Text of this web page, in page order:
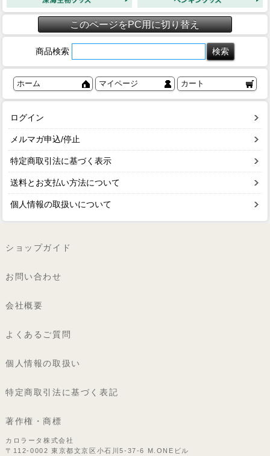
このページをPC用に切り替え
商品検索
ホーム マイページ カート
ログイン
メルマガ申込/停止
特定商取引法に基づく表示
送料とお支払い方法について
個人情報の取扱いについて
ショップガイド
お問い合わせ
会社概要
よくあるご質問
個人情報の取扱い
特定商取引法に基づく表記
著作権・商標
カロラータ株式会社
〒112-0002 東京都文京区小石川5-37-6 M.ONEビル